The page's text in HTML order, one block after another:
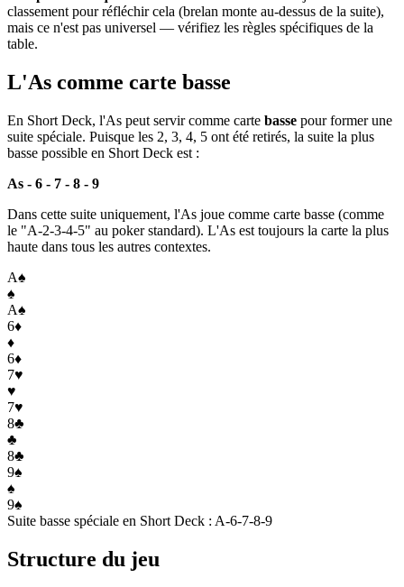
classement pour réfléchir cela (brelan monte au-dessus de la suite),
mais ce n'est pas universel — vérifiez les règles spécifiques de la
table.
L'As comme carte basse
En Short Deck, l'As peut servir comme carte basse pour former une
suite spéciale. Puisque les 2, 3, 4, 5 ont été retirés, la suite la plus
basse possible en Short Deck est :
As - 6 - 7 - 8 - 9
Dans cette suite uniquement, l'As joue comme carte basse (comme
le "A-2-3-4-5" au poker standard). L'As est toujours la carte la plus
haute dans tous les autres contextes.
A♠
♠
A♠
6♦
♦
6♦
7♥
♥
7♥
8♣
♣
8♣
9♠
♠
9♠
Suite basse spéciale en Short Deck : A-6-7-8-9
Structure du jeu